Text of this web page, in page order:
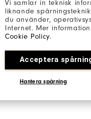
Vi samlar in teknisk
liknande
du använder,
Internet. Mer
Cookie Policy.
Acceptera
Hantera spårning